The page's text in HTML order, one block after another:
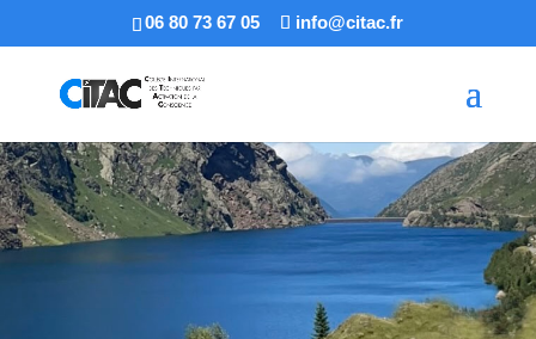
06 80 73 67 05 info@citac.fr